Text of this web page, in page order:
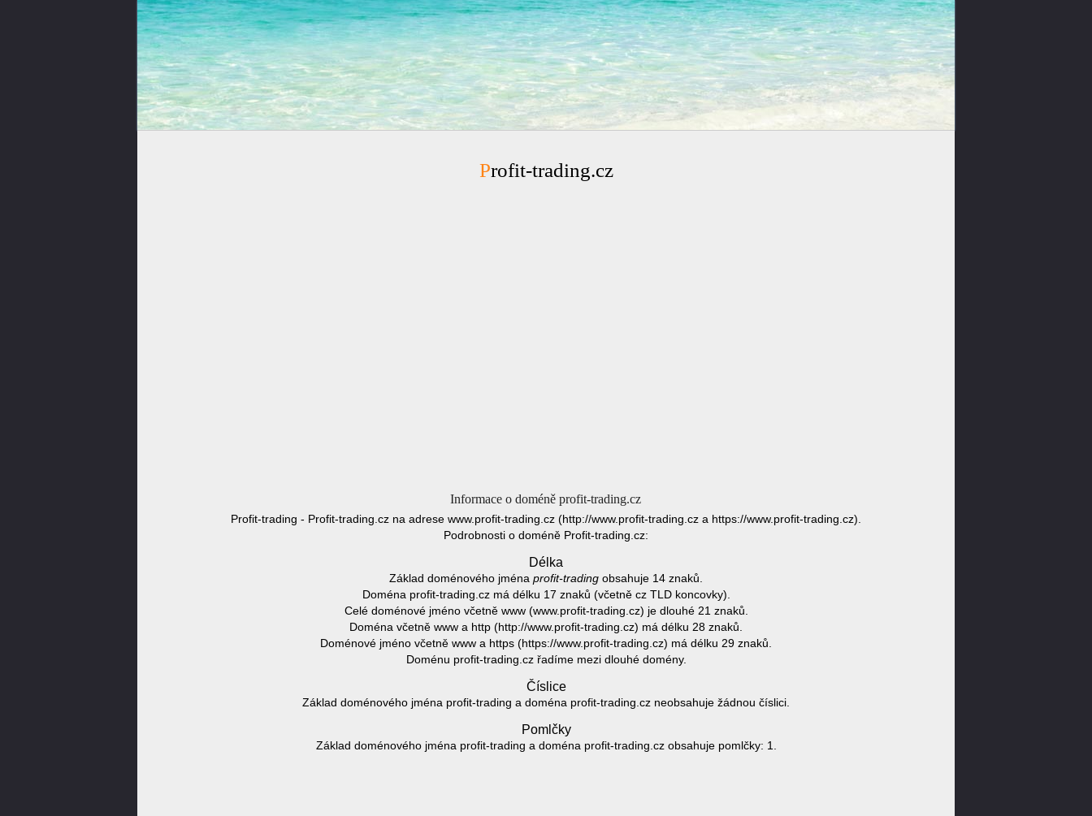
Profit-trading.cz
Informace o doméně profit-trading.cz
Profit-trading - Profit-trading.cz na adrese www.profit-trading.cz (http://www.profit-trading.cz a https://www.profit-trading.cz).
Podrobnosti o doméně Profit-trading.cz:
Délka
Základ doménového jména profit-trading obsahuje 14 znaků.
Doména profit-trading.cz má délku 17 znaků (včetně cz TLD koncovky).
Celé doménové jméno včetně www (www.profit-trading.cz) je dlouhé 21 znaků.
Doména včetně www a http (http://www.profit-trading.cz) má délku 28 znaků.
Doménové jméno včetně www a https (https://www.profit-trading.cz) má délku 29 znaků.
Doménu profit-trading.cz řadíme mezi dlouhé domény.
Číslice
Základ doménového jména profit-trading a doména profit-trading.cz neobsahuje žádnou číslici.
Pomlčky
Základ doménového jména profit-trading a doména profit-trading.cz obsahuje pomlčky: 1.